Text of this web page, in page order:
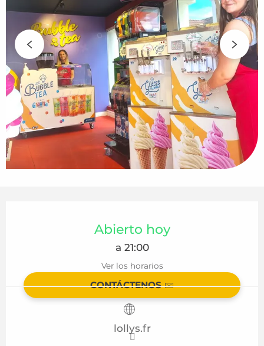
Abierto hoy
a 21:00
Ver los horarios
CONTÁCTENOS
lollys.fr